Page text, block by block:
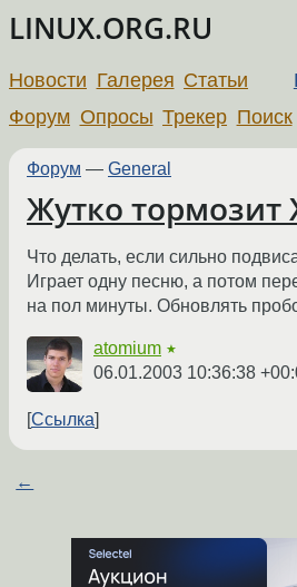
LINUX.ORG.RU
Новости Галерея Статьи
Форум Опросы Трекер Поиск
Форум — General
Жутко тормозит
Что делать, если сильно
Играет одну песню, а потом
на пол минуты. Обновлять
atomium ★
06.01.2003 10:36:38
Ссылка
←